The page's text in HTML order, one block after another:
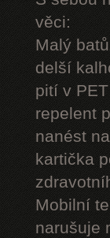
věci:
Malý
delší
pití v
repelent
nanést
kartička
Mobilní
narušuje